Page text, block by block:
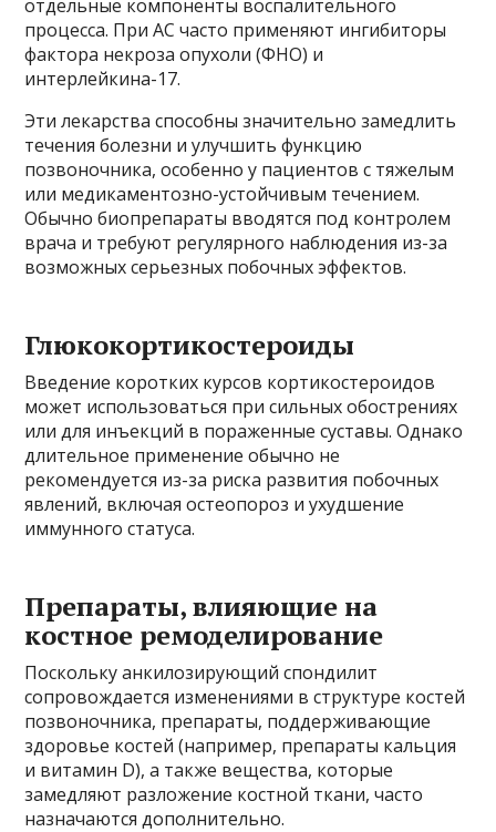
отдельные компоненты воспалительного
процесса. При АС часто применяют ингибиторы
фактора некроза опухоли (ФНО) и
интерлейкина-17.
Эти лекарства способны значительно замедлить
течения болезни и улучшить функцию
позвоночника, особенно у пациентов с тяжелым
или медикаментозно-устойчивым течением.
Обычно биопрепараты вводятся под контролем
врача и требуют регулярного наблюдения из-за
возможных серьезных побочных эффектов.
Глюкокортикостероиды
Введение коротких курсов кортикостероидов
может использоваться при сильных обострениях
или для инъекций в пораженные суставы. Однако
длительное применение обычно не
рекомендуется из-за риска развития побочных
явлений, включая остеопороз и ухудшение
иммунного статуса.
Препараты, влияющие на
костное ремоделирование
Поскольку анкилозирующий спондилит
сопровождается изменениями в структуре костей
позвоночника, препараты, поддерживающие
здоровье костей (например, препараты кальция
и витамин D), а также вещества, которые
замедляют разложение костной ткани, часто
назначаются дополнительно.